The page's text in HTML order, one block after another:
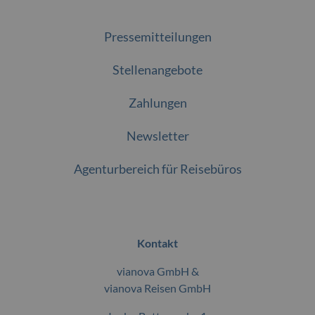
Pressemitteilungen
Stellenangebote
Zahlungen
Newsletter
Agenturbereich für Reisebüros
Kontakt
vianova GmbH &
vianova Reisen GmbH